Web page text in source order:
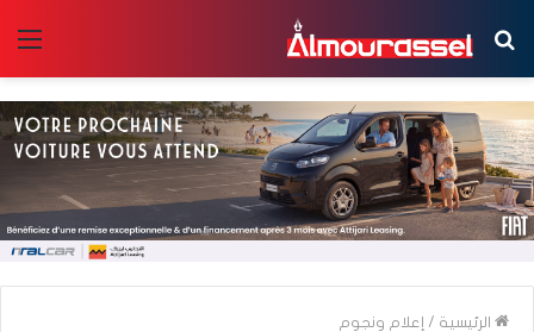
بحث
عن
الرئيسية / إعلام ونجوم